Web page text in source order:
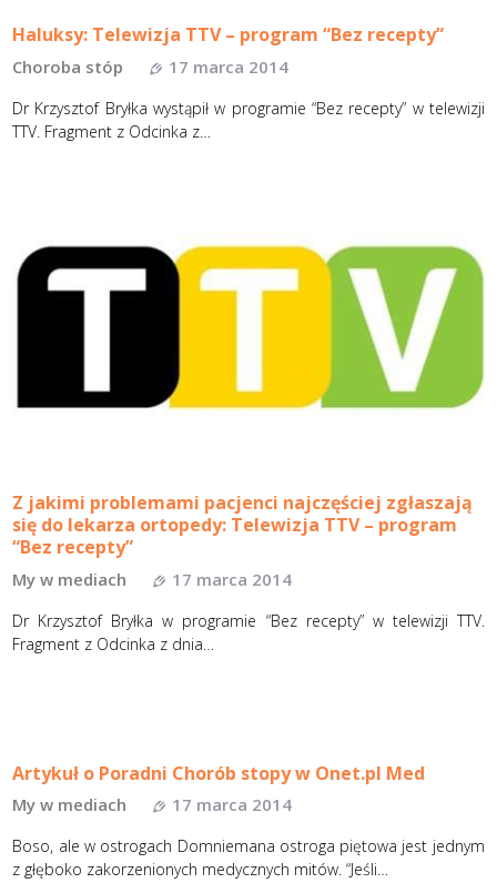
Haluksy: Telewizja TTV – program “Bez recepty”
Choroba stóp 17 marca 2014
Dr Krzysztof Bryłka wystąpił w programie “Bez recepty” w telewizji
TTV. Fragment z Odcinka z…
Z jakimi problemami pacjenci najczęściej zgłaszają
się do lekarza ortopedy: Telewizja TTV – program
“Bez recepty”
My w mediach 17 marca 2014
Dr Krzysztof Bryłka w programie “Bez recepty” w telewizji TTV.
Fragment z Odcinka z dnia…
Artykuł o Poradni Chorób stopy w Onet.pl Med
My w mediach 17 marca 2014
Boso, ale w ostrogach Domniemana ostroga piętowa jest jednym
z głęboko zakorzenionych medycznych mitów. “Jeśli…